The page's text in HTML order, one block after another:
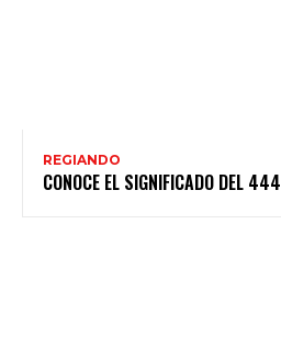
REGIANDO
CONOCE EL SIGNIFICADO DEL 444